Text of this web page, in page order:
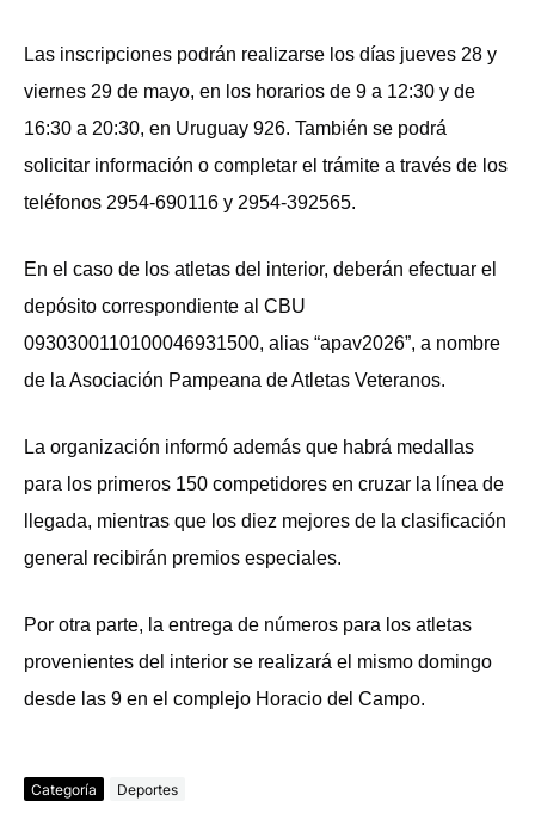
Las inscripciones podrán realizarse los días jueves 28 y
viernes 29 de mayo, en los horarios de 9 a 12:30 y de
16:30 a 20:30, en Uruguay 926. También se podrá
solicitar información o completar el trámite a través de los
teléfonos 2954-690116 y 2954-392565.
En el caso de los atletas del interior, deberán efectuar el
depósito correspondiente al CBU
0930300110100046931500, alias “apav2026”, a nombre
de la Asociación Pampeana de Atletas Veteranos.
La organización informó además que habrá medallas
para los primeros 150 competidores en cruzar la línea de
llegada, mientras que los diez mejores de la clasificación
general recibirán premios especiales.
Por otra parte, la entrega de números para los atletas
provenientes del interior se realizará el mismo domingo
desde las 9 en el complejo Horacio del Campo.
Categoría Deportes